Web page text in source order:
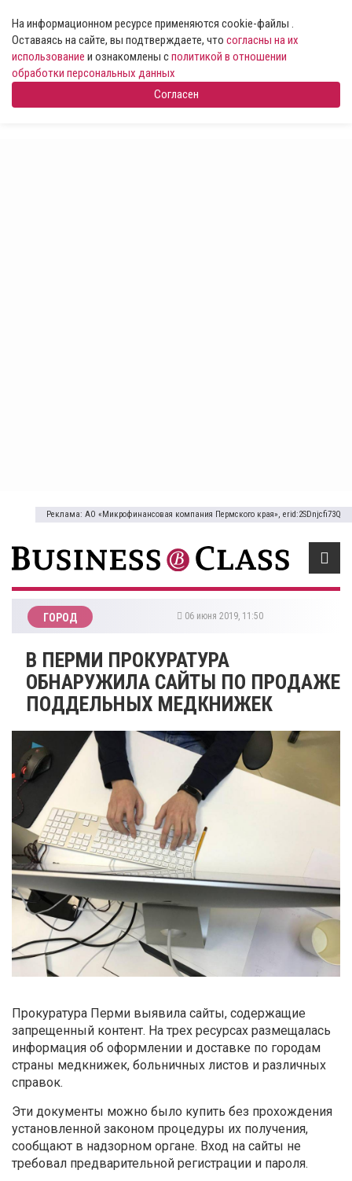
На информационном ресурсе применяются cookie-файлы .
Оставаясь на сайте, вы подтверждаете, что согласны на их
использование и ознакомлены сполитикой в отношении
обработки персональных данных
Согласен
Реклама: АО «Микрофинансовая компания Пермского края», erid:2SDnjcfi73Q
ГОРОД 06 июня 2019, 11:50
​В ПЕРМИ ПРОКУРАТУРА
ОБНАРУЖИЛА САЙТЫ ПО ПРОДАЖЕ
ПОДДЕЛЬНЫХ МЕДКНИЖЕК
Прокуратура Перми выявила сайты, содержащие
запрещенный контент. На трех ресурсах размещалась
информация об оформлении и доставке по городам
страны медкнижек, больничных листов и различных
справок.
Эти документы можно было купить без прохождения
установленной законом процедуры их получения,
сообщают в надзорном органе. Вход на сайты не
требовал предварительной регистрации и пароля.